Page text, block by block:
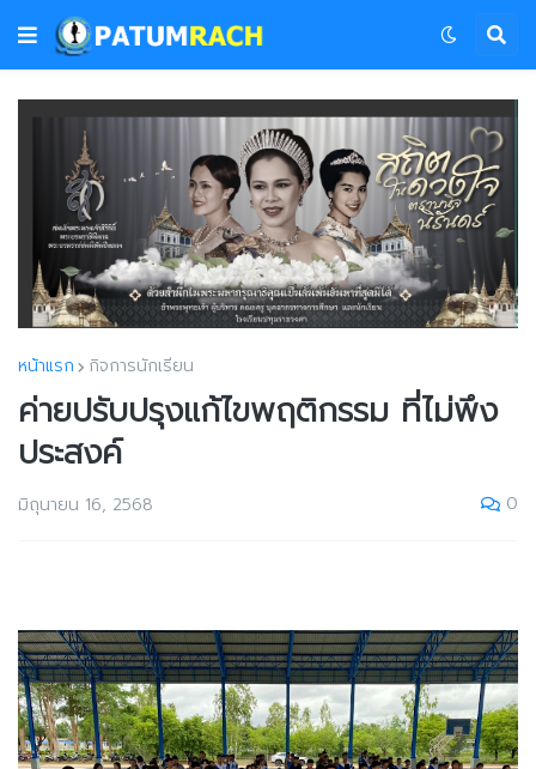
หน้าแรก กิจการนักเรียน
ค่ายปรับปรุงแก้ไขพฤติกรรม ที่ไม่พึง
ประสงค์
มิถุนายน 16, 2568 0